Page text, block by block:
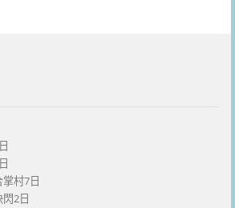
村7日
2日